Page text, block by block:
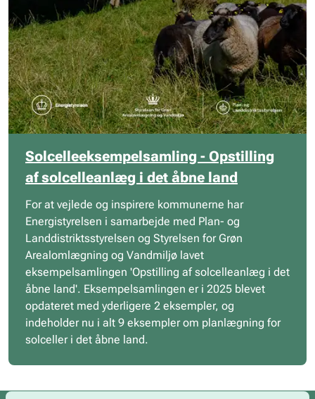
Solcelleeksempelsamling - Opstilling
af solcelleanlæg i det åbne land
For at vejlede og inspirere kommunerne har
Energistyrelsen i samarbejde med Plan- og
Landdistriktsstyrelsen og Styrelsen for Grøn
Arealomlægning og Vandmiljø lavet
eksempelsamlingen 'Opstilling af solcelleanlæg i det
åbne land'. Eksempelsamlingen er i 2025 blevet
opdateret med yderligere 2 eksempler, og
indeholder nu i alt 9 eksempler om planlægning for
solceller i det åbne land.